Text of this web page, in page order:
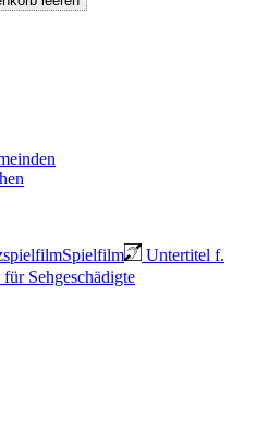
Spielfilm
Untertitel f.
Sehgeschädigte